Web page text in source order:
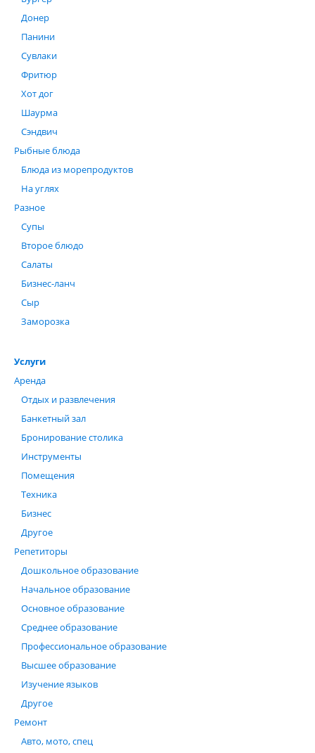
Донер
Панини
Сувлаки
Фритюр
Хот дог
Шаурма
Сэндвич
Рыбные блюда
Блюда из морепродуктов
На углях
Разное
Супы
Второе блюдо
Салаты
Бизнес-ланч
Сыр
Заморозка
Услуги
Аренда
Отдых и развлечения
Банкетный зал
Бронирование столика
Инструменты
Помещения
Техника
Бизнес
Другое
Репетиторы
Дошкольное образование
Начальное образование
Основное образование
Среднее образование
Профессиональное образование
Высшее образование
Изучение языков
Другое
Ремонт
Авто, мото, спец